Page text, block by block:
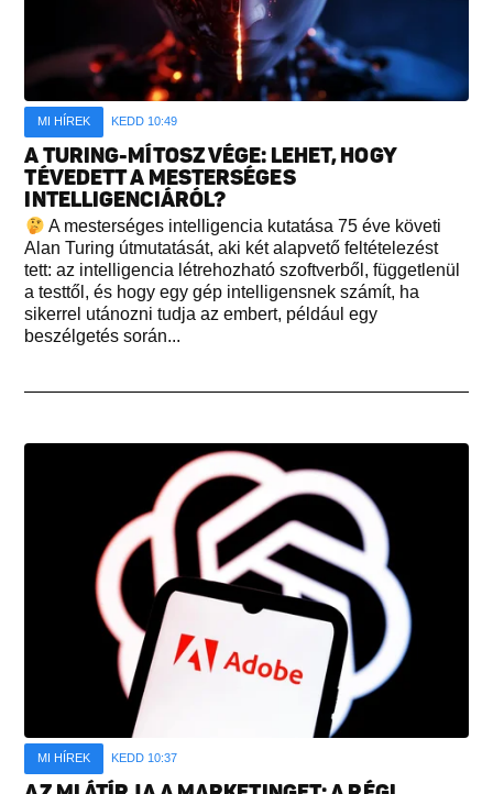
MI HÍREK KEDD 10:49
A TURING-MÍTOSZ VÉGE: LEHET, HOGY
TÉVEDETT A MESTERSÉGES
INTELLIGENCIÁRÓL?
A mesterséges intelligencia kutatása 75 éve követi
Alan Turing útmutatását, aki két alapvető feltételezést
tett: az intelligencia létrehozható szoftverből, függetlenül
a testtől, és hogy egy gép intelligensnek számít, ha
sikerrel utánozni tudja az embert, például egy
beszélgetés során...
MI HÍREK KEDD 10:37